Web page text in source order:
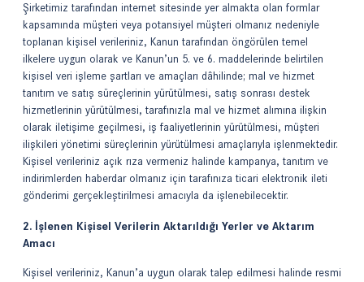
Şirketimiz tarafından internet sitesinde yer almakta olan formlar
kapsamında müşteri veya potansiyel müşteri olmanız nedeniyle
toplanan kişisel verileriniz, Kanun tarafından öngörülen temel
ilkelere uygun olarak ve Kanun’un 5. ve 6. maddelerinde belirtilen
kişisel veri işleme şartları ve amaçları dâhilinde; mal ve hizmet
tanıtım ve satış süreçlerinin yürütülmesi, satış sonrası destek
hizmetlerinin yürütülmesi, tarafınızla mal ve hizmet alımına ilişkin
olarak iletişime geçilmesi, iş faaliyetlerinin yürütülmesi, müşteri
ilişkileri yönetimi süreçlerinin yürütülmesi amaçlarıyla işlenmektedir.
Kişisel verileriniz açık rıza vermeniz halinde kampanya, tanıtım ve
indirimlerden haberdar olmanız için tarafınıza ticari elektronik ileti
gönderimi gerçekleştirilmesi amacıyla da işlenebilecektir.
2. İşlenen Kişisel Verilerin Aktarıldığı Yerler ve Aktarım
Amacı
Kişisel verileriniz, Kanun’a uygun olarak talep edilmesi halinde resmi